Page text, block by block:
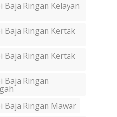
Baja Ringan Kelayan
Baja Ringan Kertak
Baja Ringan Kertak
Baja Ringan
Baja Ringan Mawar